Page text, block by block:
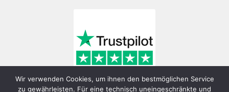
Wir verwenden Cookies, um ihnen den bestmöglichen Service
zu gewährleisten. Für eine technisch uneingeschränkte und